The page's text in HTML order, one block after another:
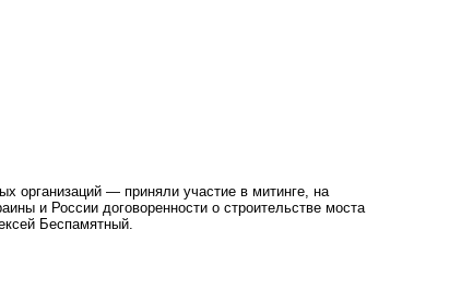
организаций — приняли участие в митинге, на
и России договоренности о строительстве моста
Беспамятный.